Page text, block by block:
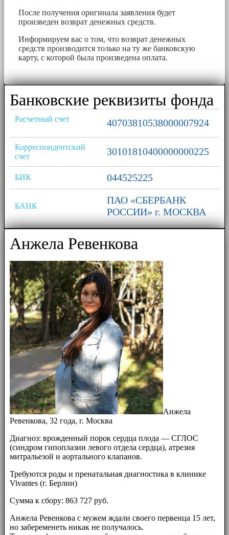
После получения оригинала заявления будет
произведен возврат денежных средств.
Информируем вас о том, что возврат денежных
средств производится только на ту же банковскую
карту, с которой была произведена оплата.
Банковские реквизиты фонда
Расчетный счет 40703810538000007924
Корреспондентский
счет
30101810400000000225
БИК 044525225
БАНК
ПАО «СБЕРБАНК
РОССИИ» г. МОСКВА
Анжела Ревенкова
Анжела
Ревенкова, 32 года, г. Москва
Диагноз: врожденный порок сердца плода — СГЛОС
(синдром гипоплазии левого отдела сердца), атрезия
митральезой и аортального клапанов.
Требуются роды и пренатальная диагностика в клинике
Vivantes (г. Берлин)
Сумма к сбору: 863 727 руб.
Анжела Ревенкова с мужем ждали своего первенца 15 лет,
но забеременеть никак не получалось.